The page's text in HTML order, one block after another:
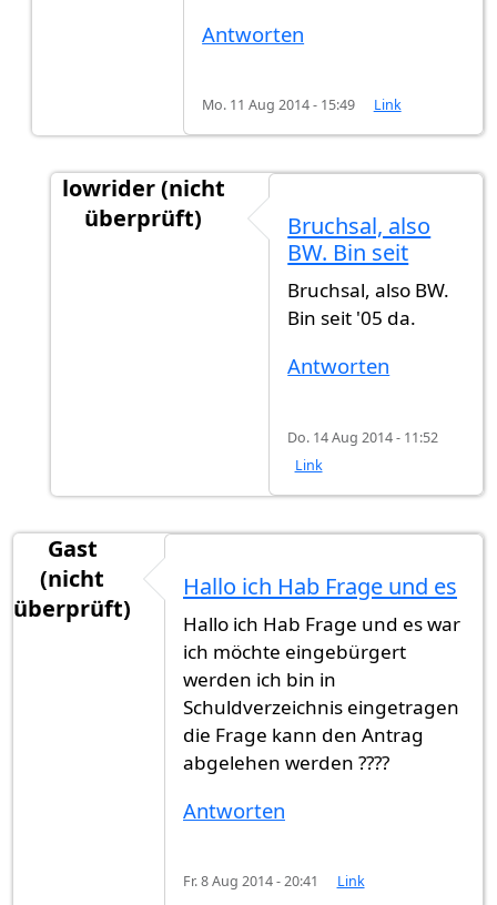
Antworten
Mo. 11 Aug 2014 - 15:49 Link
lowrider (nicht
überprüft)
Glückwunsch!! Bei welchenvon
Bruchsal, also
BW. Bin seit
Bruchsal, also BW.
Bin seit '05 da.
Antworten
Do. 14 Aug 2014 - 11:52
Link
Gast
(nicht
überprüft)
Hallo ich Hab Frage und es
Hallo ich Hab Frage und es war
ich möchte eingebürgert
werden ich bin in
Schuldverzeichnis eingetragen
die Frage kann den Antrag
abgelehen werden ????
Antworten
Fr. 8 Aug 2014 - 20:41 Link